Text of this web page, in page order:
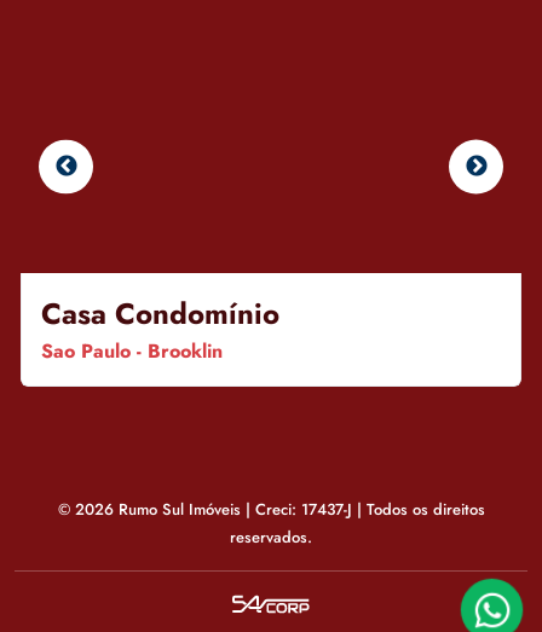
Casa Condomínio
Sao Paulo - Brooklin
© 2026 Rumo Sul Imóveis | Creci: 17437-J | Todos os direitos
reservados.